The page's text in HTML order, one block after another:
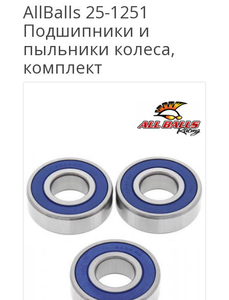
AllBalls 25-1251
Подшипники и
пыльники колеса,
комплект